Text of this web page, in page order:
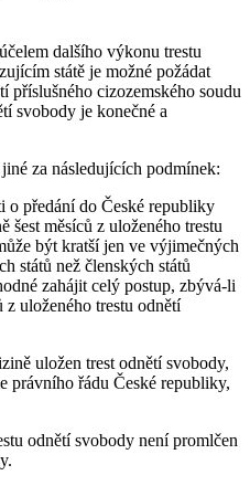
dalšího výkonu trestu
státě je možné požádat
cizozemského soudu
svobody je konečné a
za následujících podmínek:
o předání do České republiky
šest měsíců z uloženého trestu
být kratší jen ve výjimečných
států než členských států
zahájit celý postup, zbývá-li
uloženého trestu odnětí
uložen trest odnětí svobody,
právního řádu České republiky,
odnětí svobody není promlčen